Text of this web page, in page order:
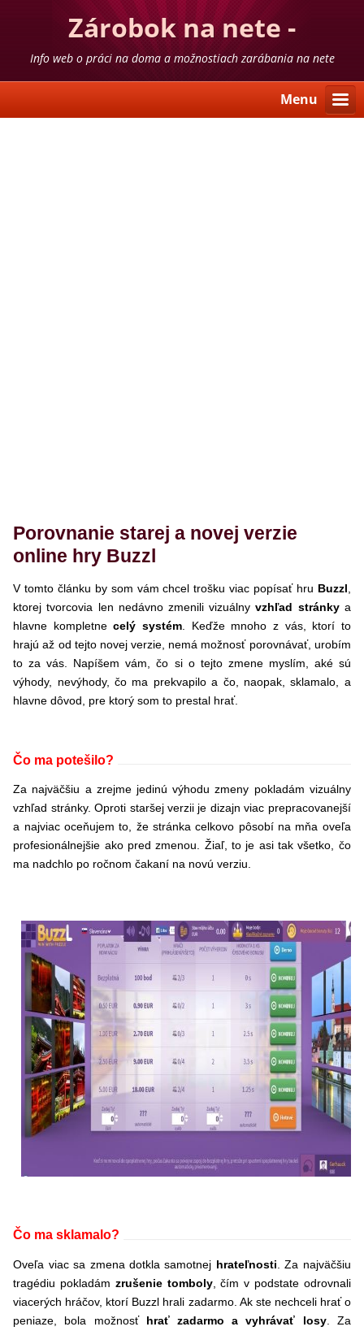
Zárobok na nete -
skúsenosti
Info web o práci na doma a možnostiach zarábania na nete
Menu
Porovnanie starej a novej verzie
online hry Buzzl
V tomto článku by som vám chcel trošku viac popísať hru Buzzl
ktorej tvorcovia len nedávno zmenili vizuálnyvzhľad stránkya
hlavne kompletnecelý systém . Keďže mnoho z vás, ktorí to
hrajú až od tejto novej verzie, nemá možnosť porovnávať, urobím
to za vás. Napíšem vám, čo si o tejto zmene myslím, aké sú
výhody, nevýhody, čo ma prekvapilo a čo, naopak, sklamalo, a
hlavne dôvod, pre ktorý som to prestal hrať.
Čo ma potešilo?
Za najväčšiu a zrejme jedinú výhodu zmeny pokladám vizuálny
vzhľad stránky. Oproti staršej verzii je dizajn viac prepracovanejší
a najviac oceňujem to, že stránka celkovo pôsobí na mňa oveľa
profesionálnejšie ako pred zmenou. Žiaľ, to je asi tak všetko, čo
ma nadchlo po ročnom čakaní na novú verziu.
Čo ma sklamalo?
Oveľa viac sa zmena dotkla samotnej hrateľnosti . Za najväčšiu
tragédiu pokladám zrušenie tomboly, čím v podstate odrovnali
viacerých hráčov, ktorí Buzzl hrali zadarmo. Ak ste nechceli hrať o
peniaze, bola možnosť hrať zadarmo a vyhrávať losy. Za